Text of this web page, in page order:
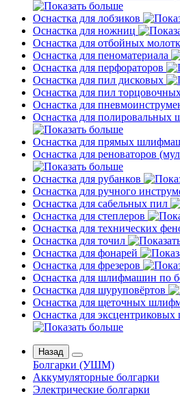
Оснастка для лобзиков
Оснастка для ножниц
Оснастка для отбойных
Оснастка для пеноматериала
Оснастка для перфораторов
Оснастка для пил дисковых
Оснастка для пил
Оснастка для
Оснастка для
Оснастка для прямых
Оснастка для реноваторов
Оснастка для рубанков
Оснастка для ручного
Оснастка для сабельных пил
Оснастка для степлеров
Оснастка для технических
Оснастка для точил
Оснастка для фонарей
Оснастка для фрезеров
Оснастка для шлифмашин по
Оснастка для шуруповёртов
Оснастка для щеточных
Оснастка для
Назад
Болгарки (УШМ)
Аккумуляторные болгарки
Электрические болгарки